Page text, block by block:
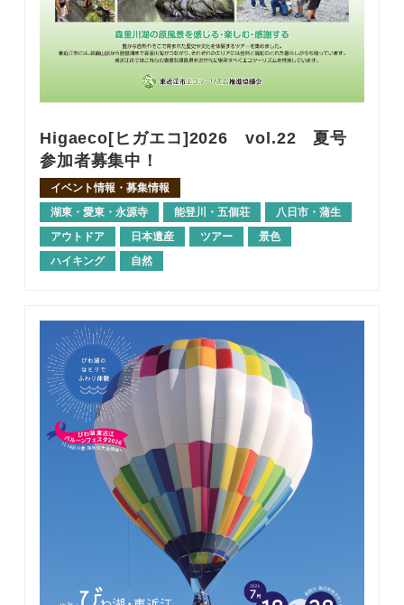
Higaeco[ヒガエコ]2026 vol.22 夏号
参加者募集中！
イベント情報・募集情報
湖東・愛東・永源寺
能登川・五個荘
八日市・蒲生
アウトドア
日本遺産 ツアー
景色
ハイキング
自然